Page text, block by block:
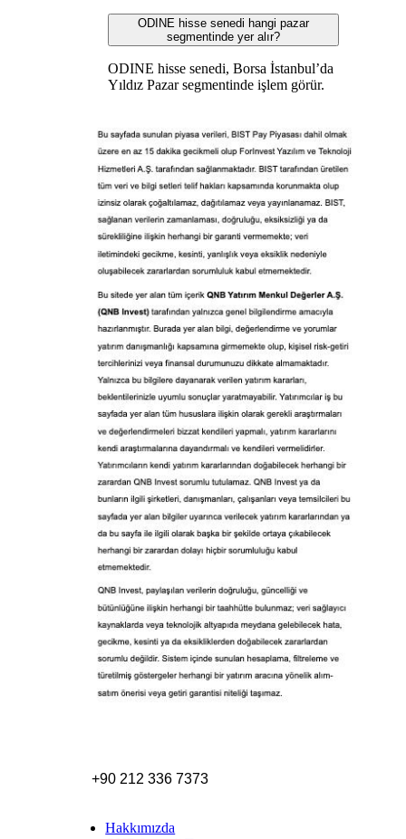
ODINE hisse senedi hangi pazar
segmentinde yer alır?
ODINE hisse senedi, Borsa İstanbul’da
Yıldız Pazar segmentinde işlem görür.
+90 212 336 7373
Hakkımızda